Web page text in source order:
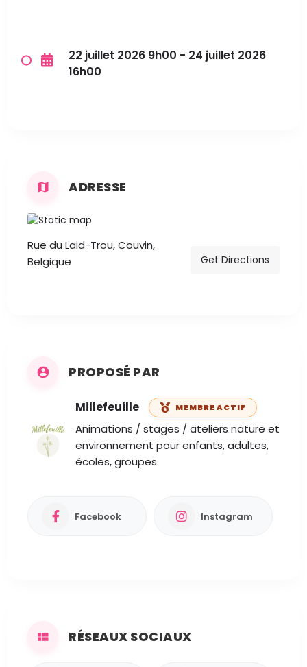
22 juillet 2026 9h00 - 24 juillet 2026
16h00
ADRESSE
Rue du Laid-Trou, Couvin,
Belgique
Get Directions
PROPOSÉ PAR
Millefeuille MEMBRE ACTIF
Animations / stages / ateliers nature et
environnement pour enfants, adultes,
écoles, groupes.
Facebook Instagram
RÉSEAUX SOCIAUX